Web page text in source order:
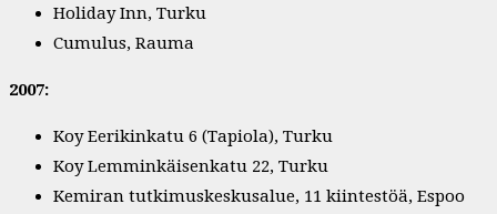
Holiday Inn, Turku
Cumulus, Rauma
2007:
Koy Eerikinkatu 6 (Tapiola), Turku
Koy Lemminkäisenkatu 22, Turku
Kemiran tutkimuskeskusalue, 11 kiintestöä, Espoo